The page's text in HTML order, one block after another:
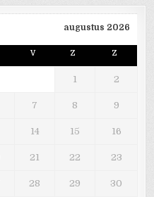
augustus 2026
V Z Z
1 2
7 8 9
14 15 16
21 22 23
28 29 30